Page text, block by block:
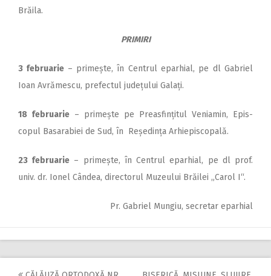
Brăila.
PRIMIRI
3 februarie – primește, în Centrul eparhial, pe dl Gabriel
Ioan Avrămescu, prefectul ju­dețului Galați.
18 februarie – primește pe Preasfințitul Veniamin, Epis­
copul Basarabiei de Sud, în Reședința Arhiepiscopală.
23 februarie – primește, în Centrul eparhial, pe dl prof.
univ. dr. Ionel Cândea, directorul Muzeului Brăilei „Carol I“.
Pr. Gabriel Mungiu, secretar eparhial